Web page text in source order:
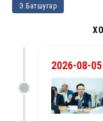
Э.Батшугар
2026-08-05